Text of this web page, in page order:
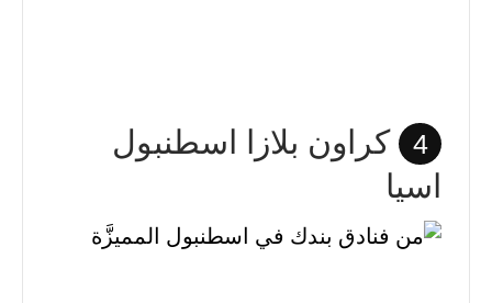
4
كراون بلازا اسطنبول
اسيا